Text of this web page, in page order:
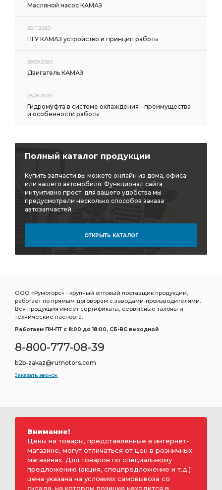
Масляной насос КАМАЗ
25.11.2020
ПГУ КАМАЗ устройство и принцип работы
28.09.2020
Двигатель КАМАЗ
23.09.2020
Гидромуфта в системе охлаждения - преимущества
и особенности работы
Полный каталог продукции
Купить запчасти вы можете онлайн из дома, офиса
или вашего автомобиля. Функционал сайта
интуитивно прост: для вашего удобства мы
предусмотрели несколько способов заказа
автозапчастей.
ОТКРЫТЬ КАТАЛОГ
ООО «Румоторс» - крупный оптовый поставщик продукции,
работает по прямым договорам с заводами-производителями.
Вся продукция имеет сертификаты, сервисные талоны и
технические паспорта.
Работаем ПН-ПТ c 8:00 до 18:00, СБ-ВС выходной
8-800-777-08-39
b2b-zakaz@rumotors.com
Заказать звонок
Внимание!
Цены на товары, представленные в интернет-
магазине, могут отличаться от цен в розничных
магазинах. Для товаров по специальному
предложению (акция, спецпредложение и т.д.)
цена указана на условиях самовывоза со
склада, на котором позиция находится в